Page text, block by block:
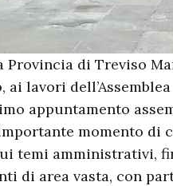
Provincia di Treviso
ai lavori
appuntamento
momento di
temi amministrativi,
di area vasta, con